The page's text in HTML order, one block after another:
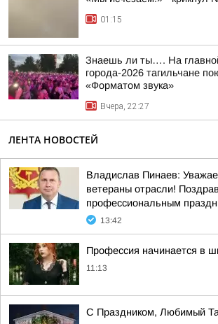
01:15
Знаешь ли ты…. На
города-2026 тагильчане
«Форматом звука»
Вчера, 22:27
ЛЕНТА НОВОСТЕЙ
Владислав Пинаев:
ветераны отрасли!
профессиональным
13:42
Профессия начинается в
11:13
С Праздником, Любимый